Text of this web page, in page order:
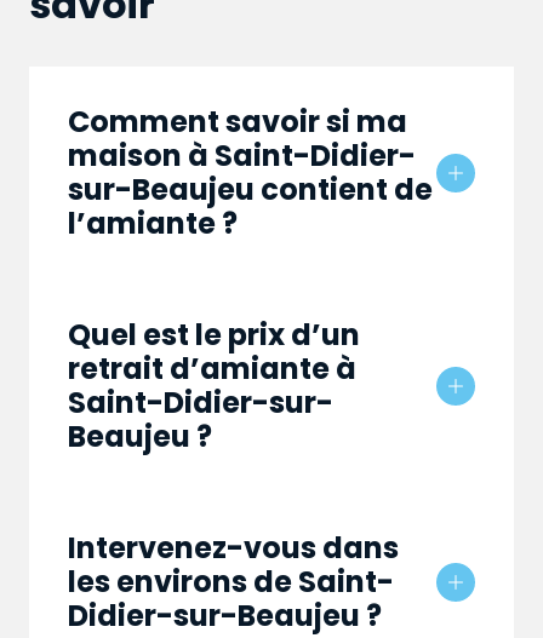
Comment savoir si ma
maison à Saint-Didier-
sur-Beaujeu contient de
l’amiante ?
Quel est le prix d’un
retrait d’amiante à
Saint-Didier-sur-
Beaujeu ?
Intervenez-vous dans
les environs de Saint-
Didier-sur-Beaujeu ?